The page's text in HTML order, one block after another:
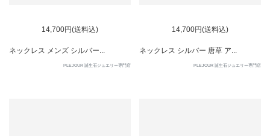
14,700円(送料込)
ネックレス メンズ シルバー...
PLEJOUR 誕生石ジュエリー専門店
14,700円(送料込)
ネックレス シルバー 唐草 ア...
PLEJOUR 誕生石ジュエリー専門店